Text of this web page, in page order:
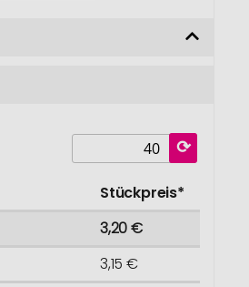
Stückpreis*
3,20 €
3,15 €